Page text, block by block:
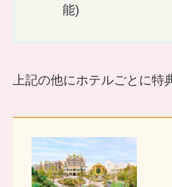
能)
上記の他にホテルごとに特